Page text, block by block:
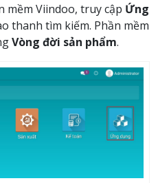
mềm Viindoo, truy cập Ứng
thanh tìm kiếm. Phần mềm
Vòng đời sản phẩm.